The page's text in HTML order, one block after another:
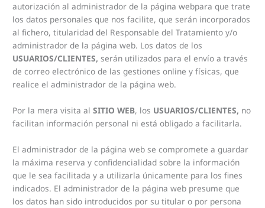
autorización al administrador de la página webpara que trate
los datos personales que nos facilite, que serán incorporados
al fichero, titularidad del Responsable del Tratamiento y/o
administrador de la página web. Los datos de los
USUARIOS/CLIENTES,serán utilizados para el envío a través
de correo electrónico de las gestiones online y físicas, que
realice el administrador de la página web.
Por la mera visita alSITIO WEB, los USUARIOS/CLIENTES, no
facilitan información personal ni está obligado a facilitarla.
El administrador de la página web se compromete a guardar
la máxima reserva y confidencialidad sobre la información
que le sea facilitada y a utilizarla únicamente para los fines
indicados. El administrador de la página web presume que
los datos han sido introducidos por su titular o por persona